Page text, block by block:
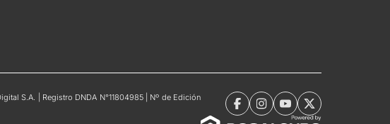
S.A. | Registro DNDA N°11804985 | Nº de Edición